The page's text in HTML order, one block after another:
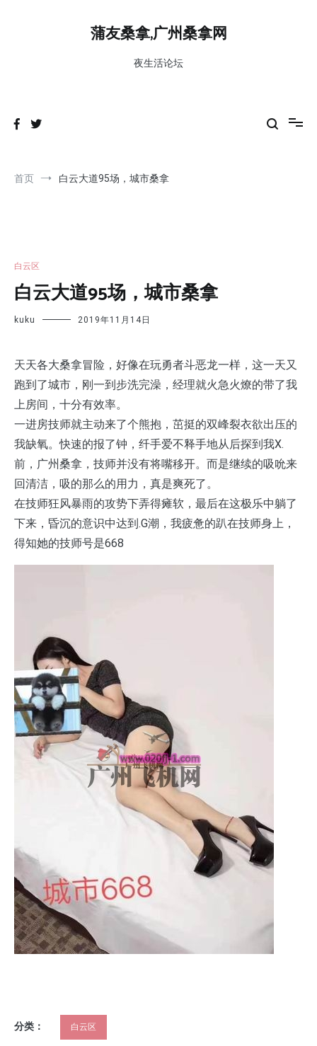
蒲友桑拿,广州桑拿网
夜生活论坛
首页 白云大道95场，城市桑拿
白云区
白云大道95场，城市桑拿
kuku 2019年11月14日
天天各大桑拿冒险，好像在玩勇者斗恶龙一样，这一天又
跑到了城市，刚一到步洗完澡，经理就火急火燎的带了我
上房间，十分有效率。
一进房技师就主动来了个熊抱，茁挺的双峰裂衣欲出压的
我缺氧。快速的报了钟，纤手爱不释手地从后探到我X.
前，广州桑拿，技师并没有将嘴移开。而是继续的吸吮来
回清洁，吸的那么的用力，真是爽死了。
在技师狂风暴雨的攻势下弄得瘫软，最后在这极乐中躺了
下来，昏沉的意识中达到.G潮，我疲惫的趴在技师身上，
得知她的技师号是668
分类： 白云区